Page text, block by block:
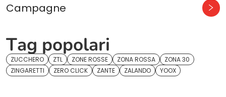
Campagne
Tag popolari
ZUCCHERO ZTL ZONE ROSSE ZONA ROSSA
ZONA 30
ZINGARETTI
ZERO CLICK ZANTE ZALANDO YOOX